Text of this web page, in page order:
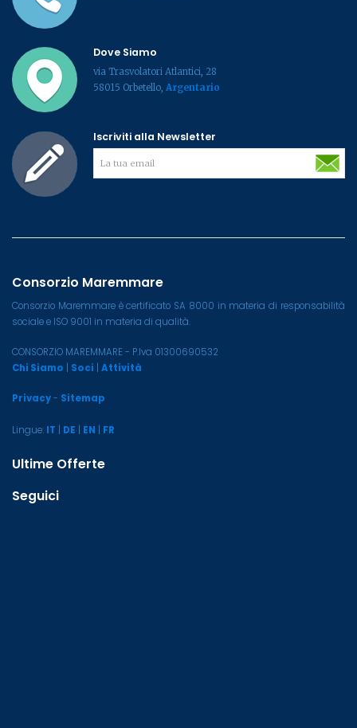
Dove Siamo
via Trasvolatori Atlantici, 28
58015 Orbetello, Argentario
Iscriviti alla Newsletter
Consorzio Maremmare
Consorzio Maremmare è certificato SA 8000 in materia di responsabilità
sociale e ISO 9001 in materia di qualità.
CONSORZIO MAREMMARE - P.Iva 01300690532
Chi Siamo
Soci Attività
Privacy- Sitemap
Lingue: IT DE EN FR
Ultime Offerte
Seguici